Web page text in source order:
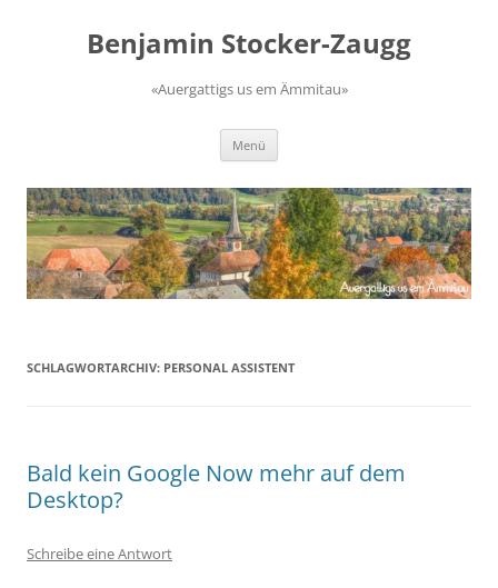
springenBenjamin Stocker-Zaugg
«Auergattigs us em Ämmitau»
Menü
SCHLAGWORTARCHIV: PERSONAL ASSISTENT
Bald kein Google Now mehr auf dem
Desktop?
Schreibe eine Antwort